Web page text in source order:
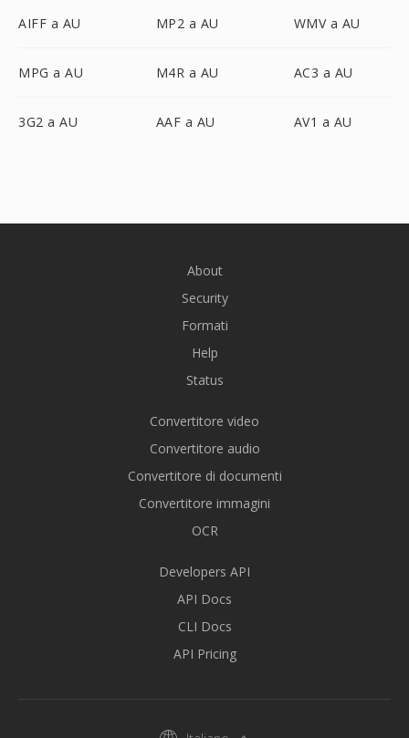
AIFF a AU MP2 a AU WMV a AU
MPG a AU M4R a AU AC3 a AU
3G2 a AU AAF a AU AV1 a AU
About
Security
Formati
Help
Status
Convertitore video
Convertitore audio
Convertitore di documenti
Convertitore immagini
OCR
Developers API
API Docs
CLI Docs
API Pricing